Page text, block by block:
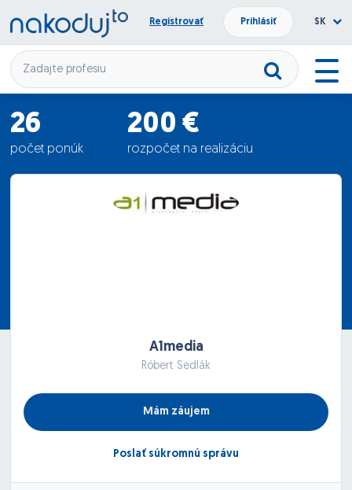
Registrovať Prihlásiť SK
26
počet ponúk
200 €
rozpočet na realizáciu
287.65 €
A1media
Róbert Sedlák
Mám záujem
Poslať súkromnú správu